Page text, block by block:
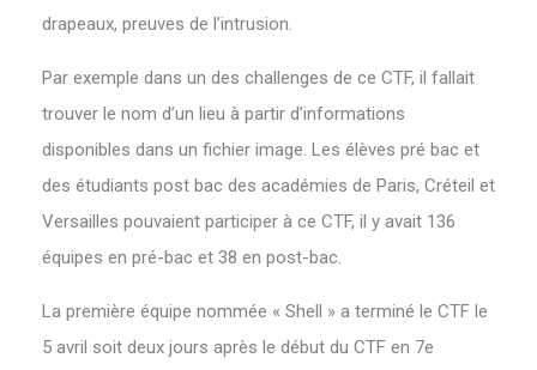
drapeaux, preuves de l’intrusion.
Par exemple dans un des challenges de ce CTF, il fallait
trouver le nom d’un lieu à partir d’informations
disponibles dans un fichier image. Les élèves pré bac et
des étudiants post bac des académies de Paris, Créteil et
Versailles pouvaient participer à ce CTF, il y avait 136
équipes en pré-bac et 38 en post-bac.
La première équipe nommée « Shell » a terminé le CTF le
5 avril soit deux jours après le début du CTF en 7e